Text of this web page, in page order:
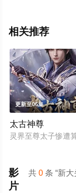
相关推荐
更新至06集
太古神尊
灵界至尊太子惨遭
共0 条 “新
影
片